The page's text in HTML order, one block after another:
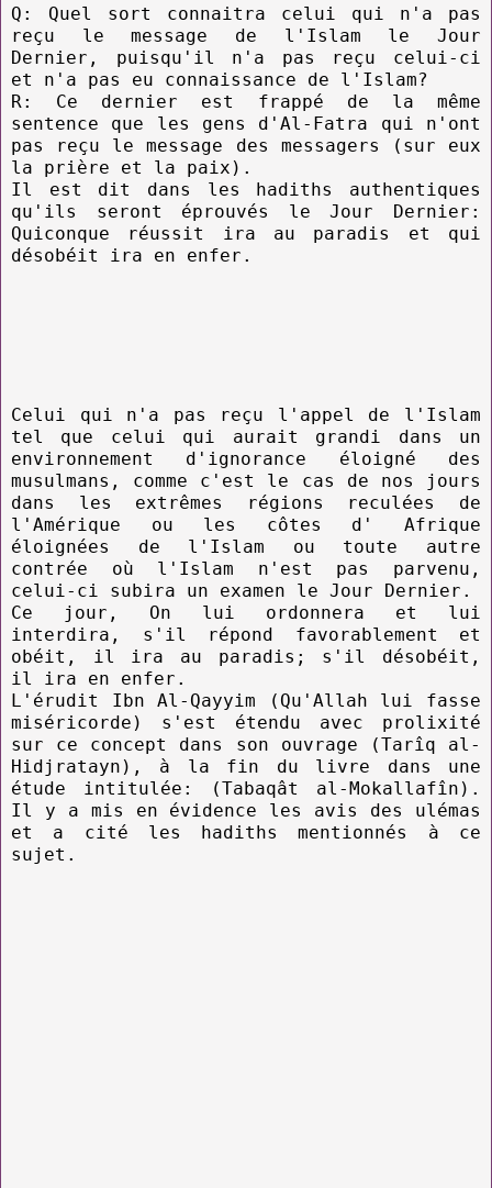
Q: Quel sort connaitra celui qui n'a pas
reçu le message de l'Islam le Jour
Dernier, puisqu'il n'a pas reçu celui-ci
et n'a pas eu connaissance de l'Islam?
R: Ce dernier est frappé de la même
sentence que les gens d'Al-Fatra qui n'ont
pas reçu le message des messagers (sur eux
la prière et la paix).
Il est dit dans les hadiths authentiques
qu'ils seront éprouvés le Jour Dernier:
Quiconque réussit ira au paradis et qui
désobéit ira en enfer.
Celui qui n'a pas reçu l'appel de l'Islam
tel que celui qui aurait grandi dans un
environnement d'ignorance éloigné des
musulmans, comme c'est le cas de nos jours
dans les extrêmes régions reculées de
l'Amérique ou les côtes d' Afrique
éloignées de l'Islam ou toute autre
contrée où l'Islam n'est pas parvenu,
celui-ci subira un examen le Jour Dernier.
Ce jour, On lui ordonnera et lui
interdira, s'il répond favorablement et
obéit, il ira au paradis; s'il désobéit,
il ira en enfer.
L'érudit Ibn Al-Qayyim (Qu'Allah lui fasse
miséricorde) s'est étendu avec prolixité
sur ce concept dans son ouvrage (Tarîq al-
Hidjratayn), à la fin du livre dans une
étude intitulée: (Tabaqât al-Mokallafîn).
Il y a mis en évidence les avis des ulémas
et a cité les hadiths mentionnés à ce
sujet.